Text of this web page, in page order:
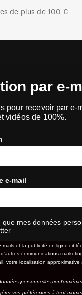
de plus de 100 €
par e-
pour recevoir par
vidéos de 100%.
e-mail
que mes données
mails et la publicité en ligne
communications
votre localisation
personnelles
vos préférences à tout